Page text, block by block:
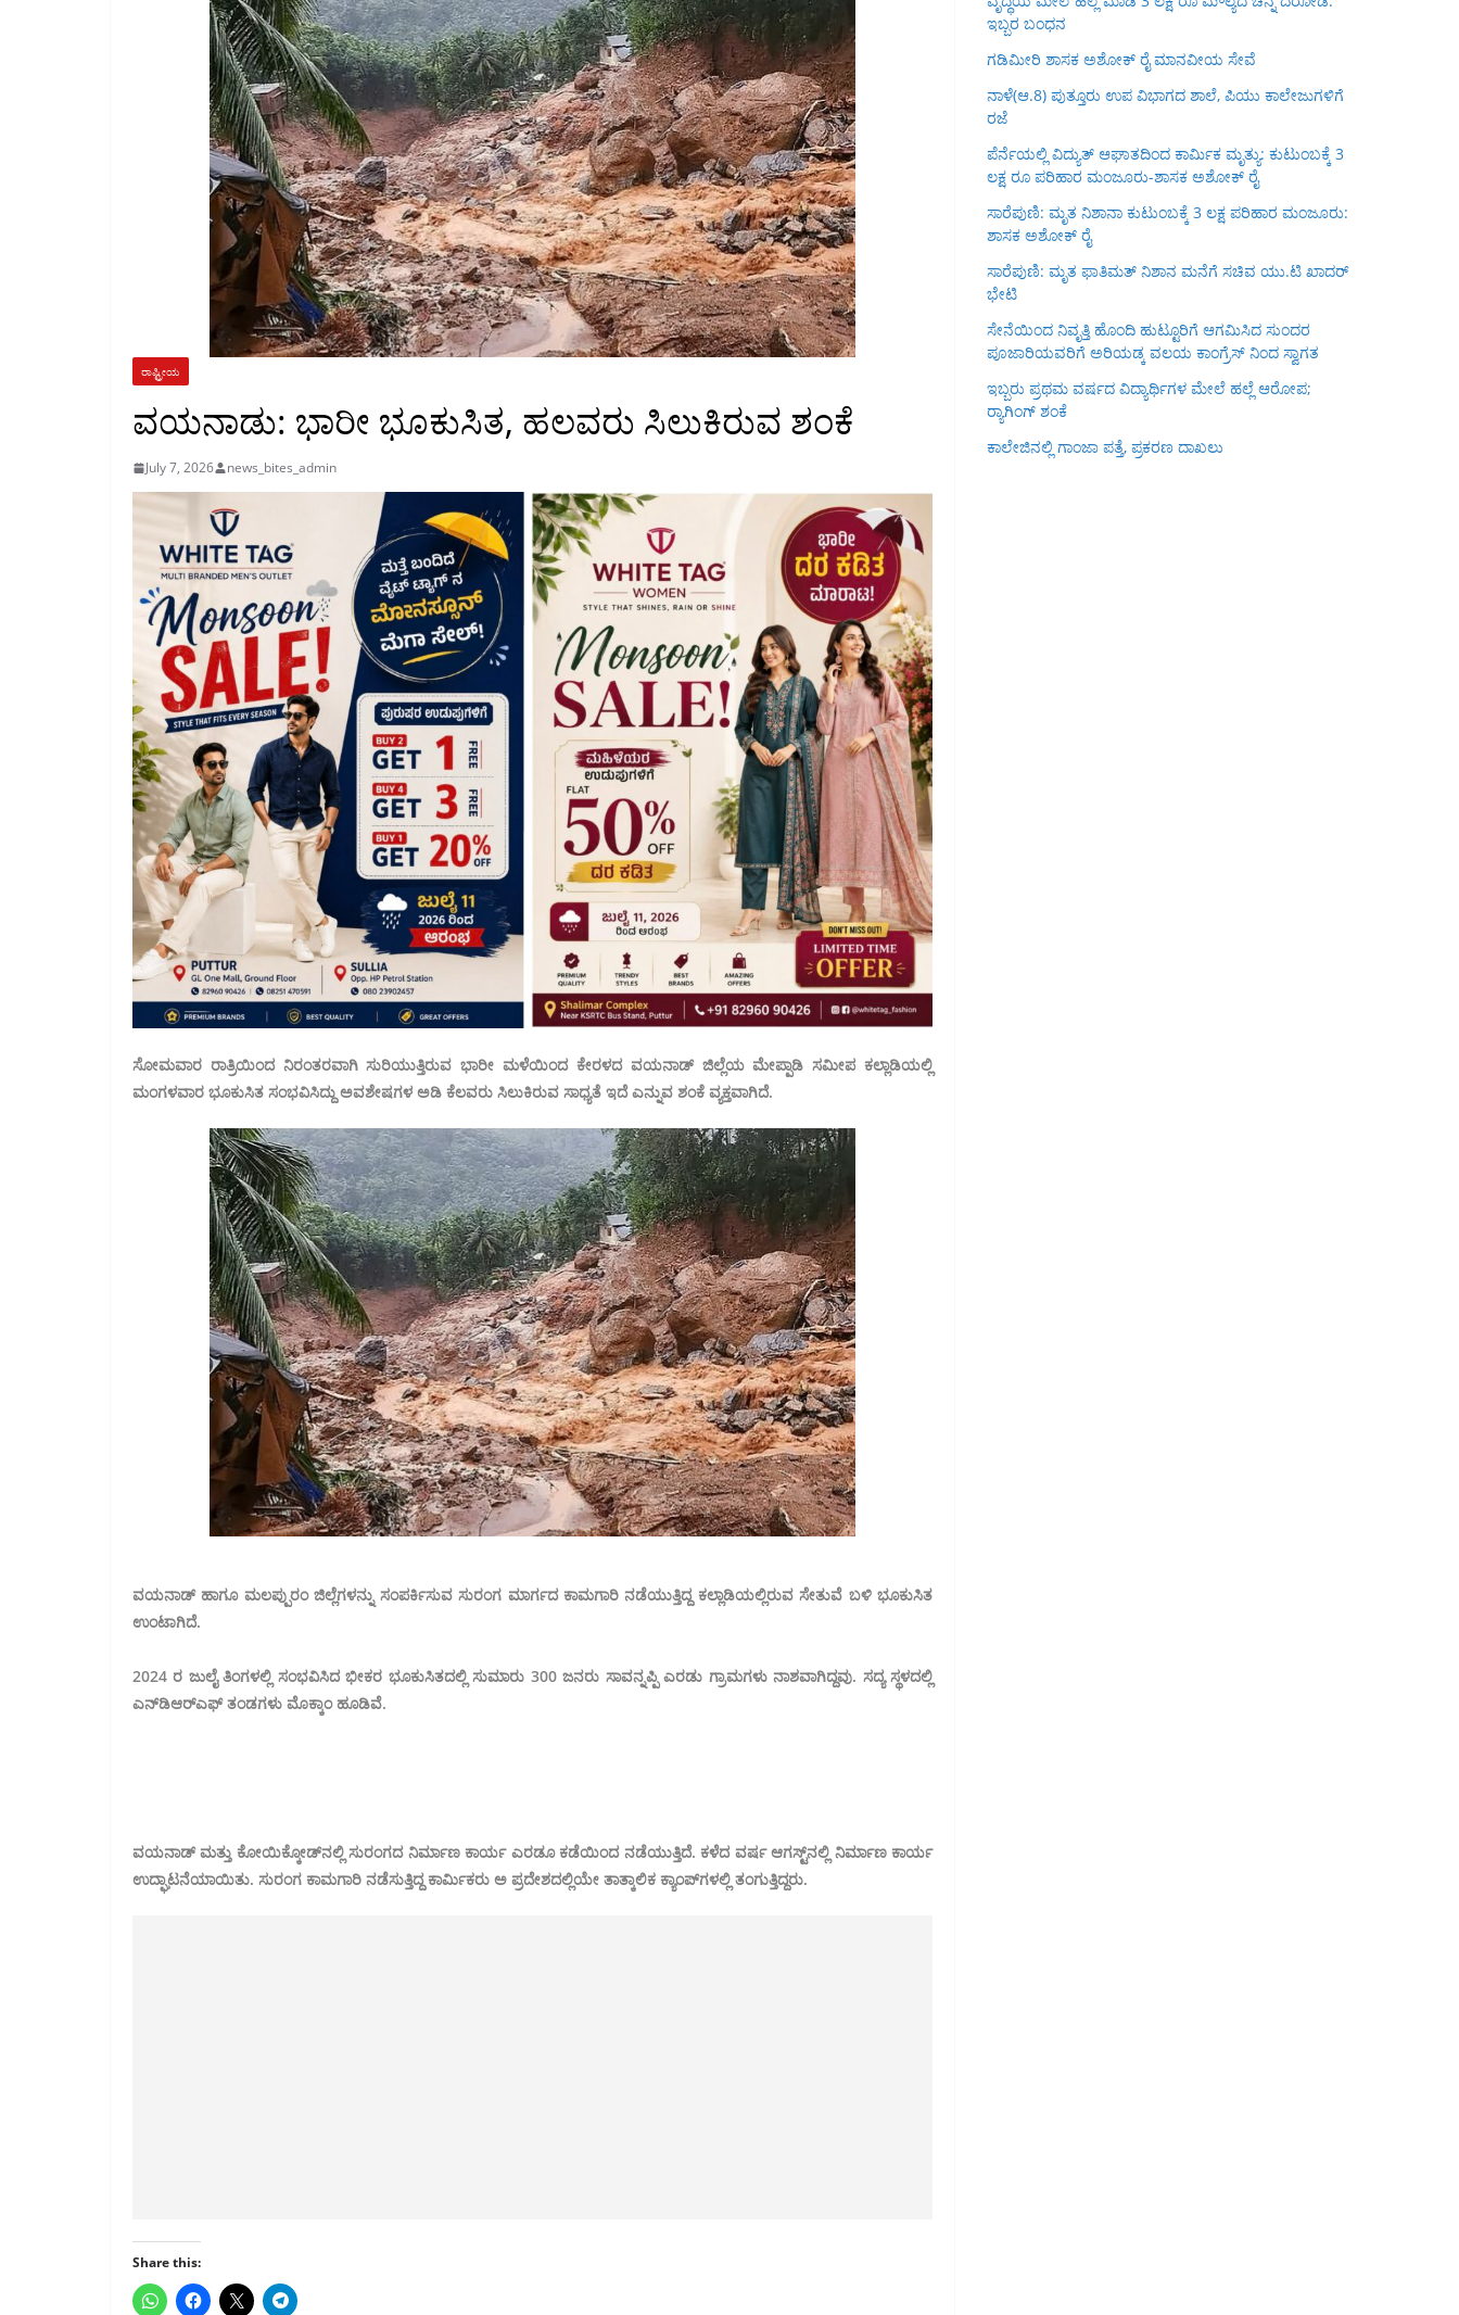
ರಾಷ್ಟ್ರೀಯ
ವಯನಾಡು: ಭಾರೀ ಭೂಕುಸಿತ, ಹಲವರು ಸಿಲುಕಿರುವ ಶಂಕೆ
July 7, 2026 news_bites_admin
ಸೋಮವಾರ ರಾತ್ರಿಯಿಂದ ನಿರಂತರವಾಗಿ ಸುರಿಯುತ್ತಿರುವ ಭಾರೀ ಮಳೆಯಿಂದ ಕೇರಳದ ವಯನಾಡ್ ಜಿಲ್ಲೆಯ ಮೇಪ್ಪಾಡಿ ಸಮೀಪ ಕಲ್ಲಾಡಿಯಲ್ಲಿ
ಮಂಗಳವಾರ ಭೂಕುಸಿತ ಸಂಭವಿಸಿದ್ದು ಅವಶೇಷಗಳ ಅಡಿ ಕೆಲವರು ಸಿಲುಕಿರುವ ಸಾಧ್ಯತೆ ಇದೆ ಎನ್ನುವ ಶಂಕೆ ವ್ಯಕ್ತವಾಗಿದೆ.
ವಯನಾಡ್ ಹಾಗೂ ಮಲಪ್ಪುರಂ ಜಿಲ್ಲೆಗಳನ್ನು ಸಂಪರ್ಕಿಸುವ ಸುರಂಗ ಮಾರ್ಗದ ಕಾಮಗಾರಿ ನಡೆಯುತ್ತಿದ್ದ ಕಲ್ಲಾಡಿಯಲ್ಲಿರುವ ಸೇತುವೆ ಬಳಿ ಭೂಕುಸಿತ
ಉಂಟಾಗಿದೆ.
2024 ರ ಜುಲೈ ತಿಂಗಳಲ್ಲಿ ಸಂಭವಿಸಿದ ಭೀಕರ ಭೂಕುಸಿತದಲ್ಲಿ ಸುಮಾರು 300 ಜನರು ಸಾವನ್ನಪ್ಪಿ ಎರಡು ಗ್ರಾಮಗಳು ನಾಶವಾಗಿದ್ದವು. ಸದ್ಯ ಸ್ಥಳದಲ್ಲಿ
ಎನ್‌ಡಿಆರ್‌ಎಫ್ ತಂಡಗಳು ಮೊಕ್ಕಾಂ ಹೂಡಿವೆ.
ವಯನಾಡ್ ಮತ್ತು ಕೋಯಿಕ್ಕೋಡ್‌ನಲ್ಲಿ ಸುರಂಗದ ನಿರ್ಮಾಣ ಕಾರ್ಯ ಎರಡೂ ಕಡೆಯಿಂದ ನಡೆಯುತ್ತಿದೆ. ಕಳೆದ ವರ್ಷ ಆಗಸ್ಟ್‌ನಲ್ಲಿ ನಿರ್ಮಾಣ ಕಾರ್ಯ
ಉದ್ಘಾಟನೆಯಾಯಿತು. ಸುರಂಗ ಕಾಮಗಾರಿ ನಡೆಸುತ್ತಿದ್ದ ಕಾರ್ಮಿಕರು ಅ ಪ್ರದೇಶದಲ್ಲಿಯೇ ತಾತ್ಕಾಲಿಕ ಕ್ಯಾಂಪ್‌ಗಳಲ್ಲಿ ತಂಗುತ್ತಿದ್ದರು.
Share this:
ಇಬ್ಬರ ಬಂಧನ
ಗಡಿಮೀರಿ ಶಾಸಕ ಅಶೋಕ್ ರೈ ಮಾನವೀಯ ಸೇವೆ
ನಾಳೆ(ಆ.8) ಪುತ್ತೂರು ಉಪ ವಿಭಾಗದ ಶಾಲೆ, ಪಿಯು ಕಾಲೇಜುಗಳಿಗೆ
ರಜೆ
ಪೆರ್ನೆಯಲ್ಲಿ ವಿದ್ಯುತ್ ಆಘಾತದಿಂದ ಕಾರ್ಮಿಕ ಮೃತ್ಯು: ಕುಟುಂಬಕ್ಕೆ 3
ಲಕ್ಷ ರೂ ಪರಿಹಾರ ಮಂಜೂರು-ಶಾಸಕ ಅಶೋಕ್ ರೈ
ಸಾರೆಪುಣಿ: ಮೃತ ನಿಶಾನಾ ಕುಟುಂಬಕ್ಕೆ 3 ಲಕ್ಷ ಪರಿಹಾರ ಮಂಜೂರು:
ಶಾಸಕ ಅಶೋಕ್ ರೈ
ಸಾರೆಪುಣಿ: ಮೃತ ಫಾತಿಮತ್ ನಿಶಾನ ಮನೆಗೆ ಸಚಿವ ಯು.ಟಿ ಖಾದರ್
ಭೇಟಿ
ಸೇನೆಯಿಂದ ನಿವೃತ್ತಿ ಹೊಂದಿ ಹುಟ್ಟೂರಿಗೆ ಆಗಮಿಸಿದ ಸುಂದರ
ಪೂಜಾರಿಯವರಿಗೆ ಅರಿಯಡ್ಕ ವಲಯ ಕಾಂಗ್ರೆಸ್ ನಿಂದ ಸ್ವಾಗತ
ಇಬ್ಬರು ಪ್ರಥಮ ವರ್ಷದ ವಿದ್ಯಾರ್ಥಿಗಳ ಮೇಲೆ ಹಲ್ಲೆ ಆರೋಪ;
ರ‍್ಯಾಗಿಂಗ್ ಶಂಕೆ
ಕಾಲೇಜಿನಲ್ಲಿ ಗಾಂಜಾ ಪತ್ತೆ, ಪ್ರಕರಣ ದಾಖಲು